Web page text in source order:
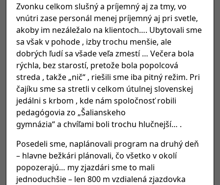
Zvonku celkom slušný a príjemný aj za tmy, vo
vnútri zase personál menej príjemný aj pri svetle,
akoby im nezáležalo na klientoch…. Ubytovali sme
sa však v pohode , izby trochu menšie, ale
dobrých ľudí sa všade veľa zmestí … Večera bola
rýchla, bez starostí, pretože bola popolcová
streda , takže „nič“ , riešili sme iba pitný režim. Pri
čajíku sme sa stretli v celkom útulnej slovenskej
jedálni s krbom , kde nám spoločnosť robili
pedagógovia zo „Šalianskeho
gymnázia“ a chvíľami boli trochu hlučnejší… .
Posedeli sme, naplánovali program na druhý deň
– hlavne bežkári plánovali, čo všetko v okolí
popozerajú… my zjazdári sme to mali
jednoduchšie – len 800 m vzdialená zjazdovka